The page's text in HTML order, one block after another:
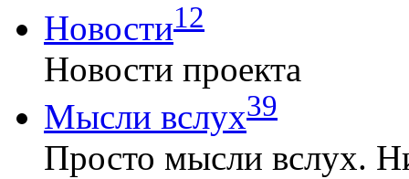
Новости12
Новости проекта
Мысли вслух39
Просто мысли вслух.